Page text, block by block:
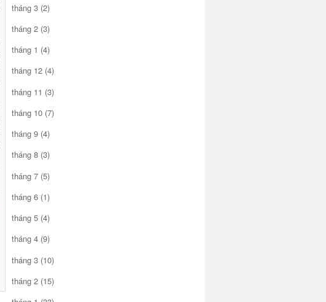
tháng 3 (2)
tháng 2 (3)
tháng 1 (4)
tháng 12 (4)
tháng 11 (3)
tháng 10 (7)
tháng 9 (4)
tháng 8 (3)
tháng 7 (5)
tháng 6 (1)
tháng 5 (4)
tháng 4 (9)
tháng 3 (10)
tháng 2 (15)